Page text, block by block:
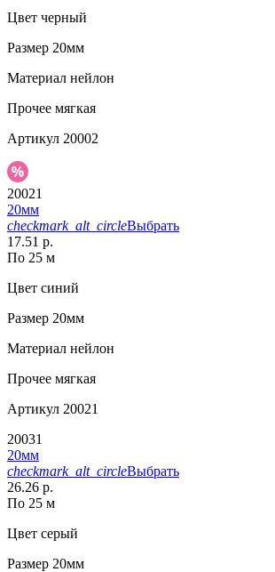
Цвет черный
Размер 20мм
Материал нейлон
Прочее мягкая
Артикул 20002
20021
20мм
checkmark_alt_circleВыбрать
17.51 р.
По 25 м
Цвет синий
Размер 20мм
Материал нейлон
Прочее мягкая
Артикул 20021
20031
20мм
checkmark_alt_circleВыбрать
26.26 р.
По 25 м
Цвет серый
Размер 20мм